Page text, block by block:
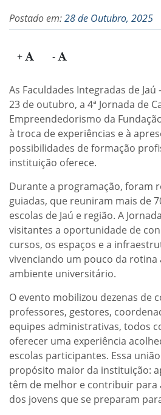
Postado em:28 de Outubro, 2025
+ -
As Faculdades Integradas de Jaú
23 de outubro, a 4ª Jornada de
Empreendedorismo da
à troca de experiências e à
possibilidades de formação
instituição oferece.
Durante a programação, foram
guiadas, que reuniram mais de
escolas de Jaú e região. A
visitantes a oportunidade de
cursos, os espaços e a
vivenciando um pouco da rotina
ambiente universitário.
O evento mobilizou dezenas de
professores, gestores,
equipes administrativas, todos
oferecer uma experiência
escolas participantes. Essa
propósito maior da instituição:
têm de melhor e contribuir para
dos jovens que se preparam